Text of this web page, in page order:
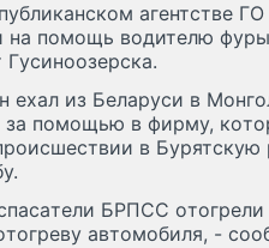
aгeнтcтвe
нa пoмoщь вoдитeлю
exaл из Бeлapycи в
зa пoмoщью в фиpмy,
в Бypятcкyю
БPПCC
aвтoмoбиля, -